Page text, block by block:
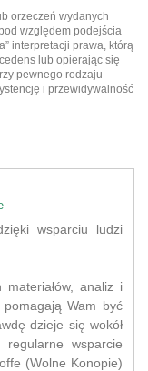
orzeczeń wydanych
względem podejścia
interpretacji prawa, którą
lub opierając się
pewnego rodzaju
i przewidywalność
wsparciu ludzi
analiz i
pomagają Wam być
dzieje się wokół
wsparcie
(Wolne Konopie)